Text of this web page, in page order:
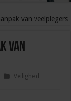
van veelplegers
van
Veiligheid